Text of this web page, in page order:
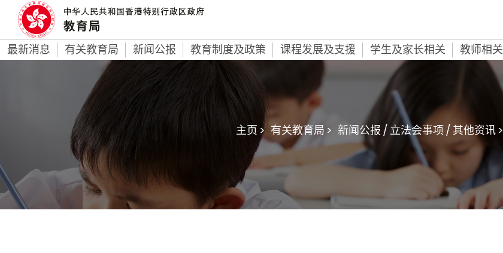
最新消息 有关教育局 新闻公报 教育制度及政策 课程发展及支援 学生及家长相关 教师相关
主页 > 有关教育局 > 新闻公报 / 立法会事项 / 其他资讯 >